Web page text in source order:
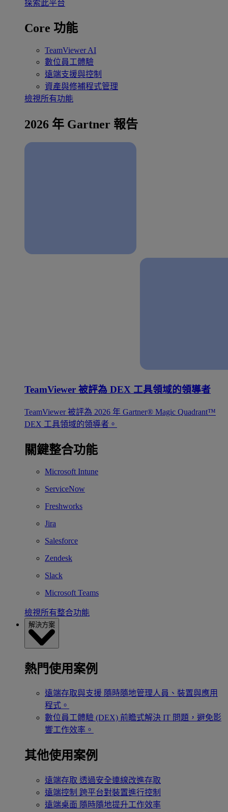
探索此平台
Core 功能
TeamViewer AI
數位員工體驗
遠端支援與控制
資產與修補程式管理
檢視所有功能
2026 年 Gartner 報告
TeamViewer 被評為 DEX 工具領域的領導者
TeamViewer 被評為 2026 年 Gartner® Magic Quadrant™
DEX 工具領域的領導者。
關鍵整合功能
Microsoft Intune
ServiceNow
Freshworks
Jira
Salesforce
Zendesk
Slack
Microsoft Teams
檢視所有整合功能
解決方案
熱門使用案例
遠端存取與支援 隨時隨地管理人員、裝置與應用
程式。
數位員工體驗 (DEX) 前瞻式解決 IT 問題，避免影
響工作效率。
其他使用案例
遠端存取 透過安全連線改進存取
遠端控制 跨平台對裝置進行控制
遠端桌面 隨時隨地提升工作效率